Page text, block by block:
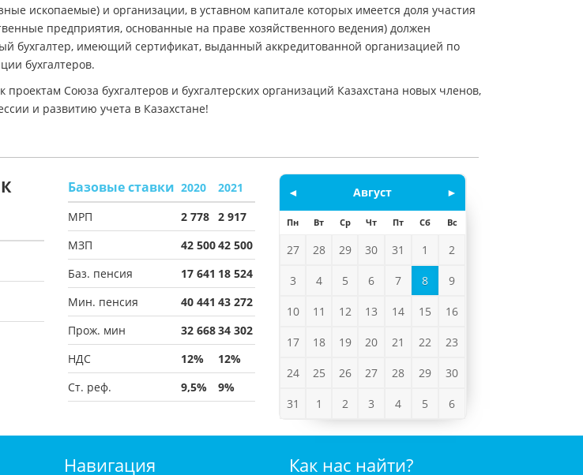
ископаемые) и организации, в уставном капитале которых имеется доля участия
предприятия, основанные на праве хозяйственного ведения) должен
бухгалтер, имеющий сертификат, выданный аккредитованной организацией по
бухгалтеров.
Союза бухгалтеров и бухгалтерских организаций Казахстана новых членов,
и развитию учета в Казахстане!
Базовые ставки 2020
2021
МРП
2 778 2 917
МЗП
42 50042 500
Баз. пенсия
17 641 18 524
Мин. пенсия
40 441 43 272
Прож. мин
32 66834 302
НДС
12%
12%
Ст. реф.
9,5% 9%
◄ ►
Август
Пн Вт Ср Чт Пт Сб Вс
27 28 29 30 31 1 2
3 4 5 6 7 8 9
10 11 12 13 14 15 16
17 18 19 20 21 22 23
24 25 26 27 28 29 30
31 1 2 3 4 5 6
Навигация Как нас найти?